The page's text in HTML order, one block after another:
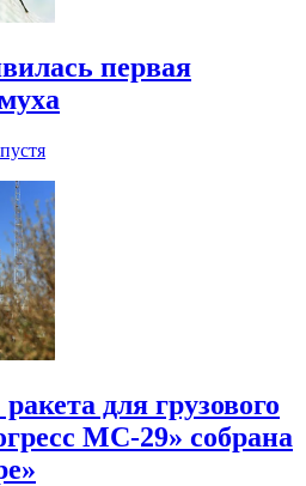
первая
для грузового
МС-29» собрана